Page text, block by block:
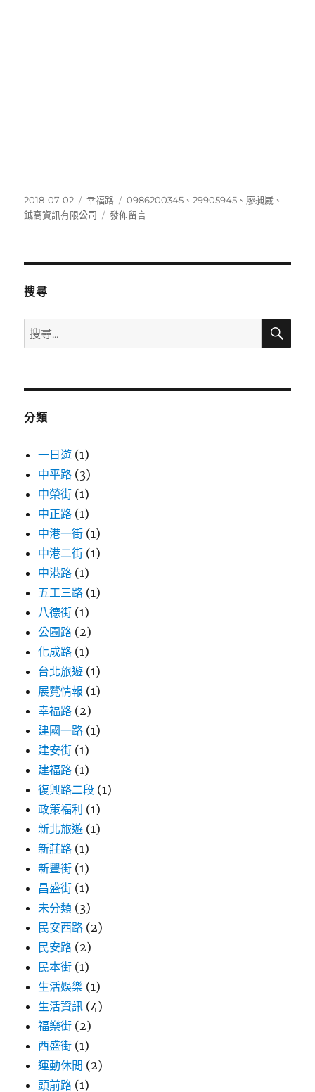
發
佈
2018-07-02
分
類
幸福路
標
籤
0986200345 、29905945 、 廖昶崴 、
鉞高資訊有限公司
在
發佈留言
搜尋
搜
尋
鍵
搜
分類
一日遊 (1)
中平路 (3)
中榮街 (1)
中正路 (1)
中港一街 (1)
中港二街 (1)
中港路 (1)
五工三路 (1)
八德街 (1)
公園路 (2)
化成路 (1)
台北旅遊 (1)
展覽情報 (1)
幸福路 (2)
建國一路 (1)
建安街 (1)
建福路 (1)
復興路二段 (1)
政策福利 (1)
新北旅遊 (1)
新莊路 (1)
新豐街 (1)
昌盛街 (1)
未分類 (3)
民安西路 (2)
民安路 (2)
民本街 (1)
生活娛樂 (1)
生活資訊 (4)
福樂街 (2)
西盛街 (1)
運動休閒 (2)
頭前路 (1)